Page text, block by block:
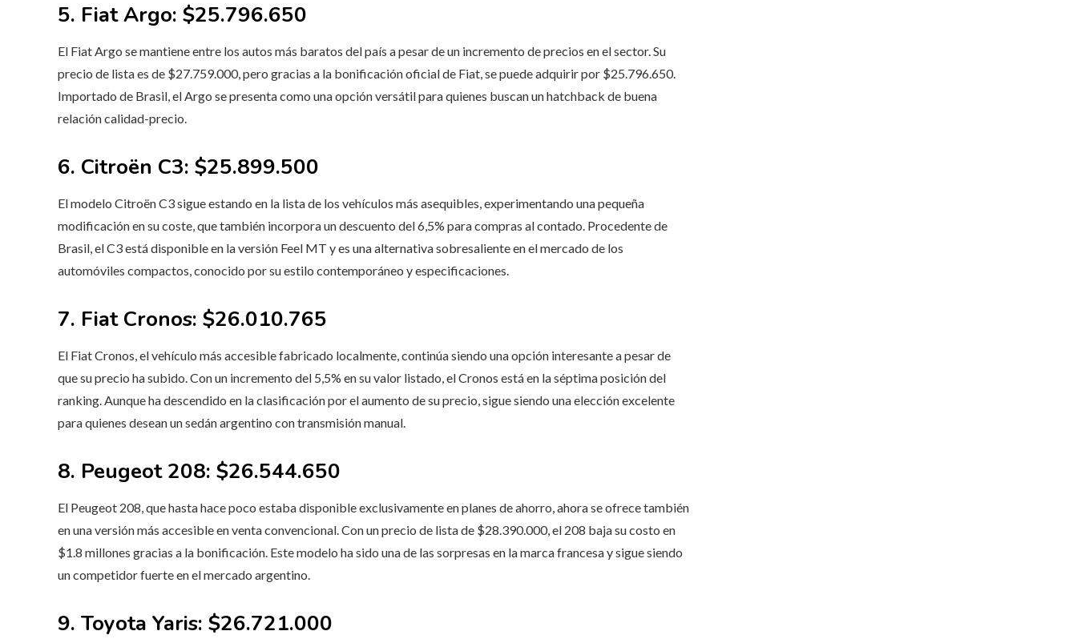
5. Fiat Argo: $25.796.650
El Fiat Argo se mantiene entre los autos más baratos del país a pesar de un incremento de precios en el sector. Su
precio de lista es de $27.759.000, pero gracias a la bonificación oficial de Fiat, se puede adquirir por $25.796.650.
Importado de Brasil, el Argo se presenta como una opción versátil para quienes buscan un hatchback de buena
relación calidad-precio.
6. Citroën C3: $25.899.500
El modelo Citroën C3 sigue estando en la lista de los vehículos más asequibles, experimentando una pequeña
modificación en su coste, que también incorpora un descuento del 6,5% para compras al contado. Procedente de
Brasil, el C3 está disponible en la versión Feel MT y es una alternativa sobresaliente en el mercado de los
automóviles compactos, conocido por su estilo contemporáneo y especificaciones.
7. Fiat Cronos: $26.010.765
El Fiat Cronos, el vehículo más accesible fabricado localmente, continúa siendo una opción interesante a pesar de
que su precio ha subido. Con un incremento del 5,5% en su valor listado, el Cronos está en la séptima posición del
ranking. Aunque ha descendido en la clasificación por el aumento de su precio, sigue siendo una elección excelente
para quienes desean un sedán argentino con transmisión manual.
8. Peugeot 208: $26.544.650
El Peugeot 208, que hasta hace poco estaba disponible exclusivamente en planes de ahorro, ahora se ofrece también
en una versión más accesible en venta convencional. Con un precio de lista de $28.390.000, el 208 baja su costo en
$1.8 millones gracias a la bonificación. Este modelo ha sido una de las sorpresas en la marca francesa y sigue siendo
un competidor fuerte en el mercado argentino.
9. Toyota Yaris: $26.721.000